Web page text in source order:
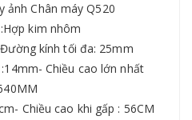
ảnh Chân máy Q520
kim nhôm
kính tối đa: 25mm
Chiều cao lớn nhất
Chiều cao khi gấp : 56CM